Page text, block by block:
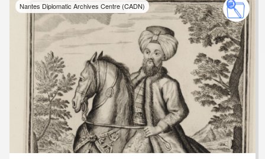
Nantes Diplomatic Archives Centre (CADN)